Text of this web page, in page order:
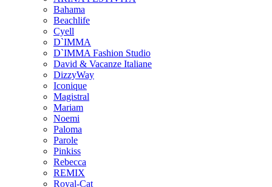
Bahama
Beachlife
Cyell
D`IMMA
D`IMMA Fashion Studio
David & Vacanze Italiane
DizzyWay
Iconique
Magistral
Mariam
Noemi
Paloma
Parole
Pinkiss
Rebecca
REMIX
Royal-Cat